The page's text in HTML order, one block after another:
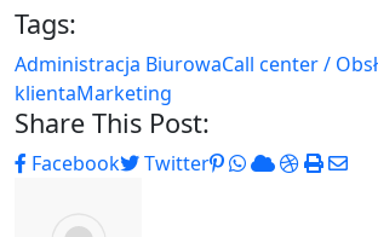
Tags:
Administracja BiurowaCall center /
klientaMarketing
Share This Post:
Facebook Twitter Pinterest
Whatsapp
CloudPrint